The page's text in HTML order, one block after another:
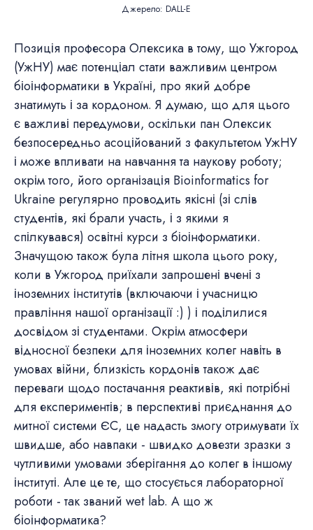
Джерело: DALL-E
Позиція професора Олексика в тому, що Ужгород
(УжНУ) має потенціал стати важливим центром
біоінформатики в Україні, про який добре
знатимуть і за кордоном. Я думаю, що для цього
є важливі передумови, оскільки пан Олексик
безпосередньо асоційований з факультетом УжНУ
і може впливати на навчання та наукову роботу;
окрім того, його організація Bioinformatics for
Ukraine регулярно проводить якісні (зі слів
студентів, які брали участь, і з якими я
спілкувався) освітні курси з біоінформатики.
Значущою також була літня школа цього року,
коли в Ужгород приїхали запрошені вчені з
іноземних інститутів (включаючи і учасницю
правління нашої організації :) ) і поділилися
досвідом зі студентами. Окрім атмосфери
відносної безпеки для іноземних колег навіть в
умовах війни, близкість кордонів також дає
переваги щодо постачання реактивів, які потрібні
для експериментів; в перспективі приєднання до
митної системи ЄС, це надасть змогу отримувати їх
швидше, або навпаки - швидко довезти зразки з
чутливими умовами зберігання до колег в іншому
інституті. Але це те, що стосується лабораторної
роботи - так званий wet lab. А що ж
біоінформатика?